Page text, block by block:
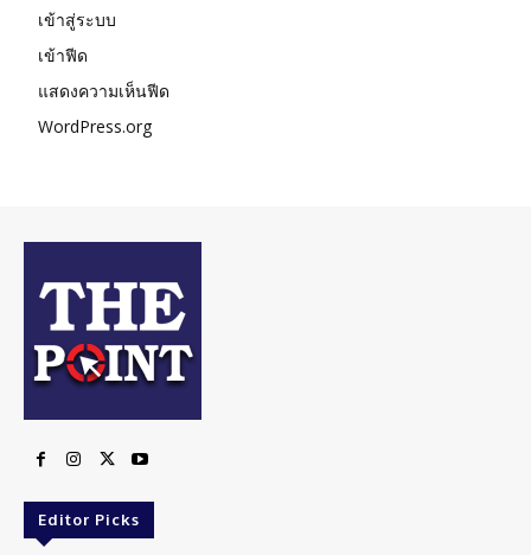
เข้าสู่ระบบ
เข้าฟีด
แสดงความเห็นฟีด
WordPress.org
Editor Picks